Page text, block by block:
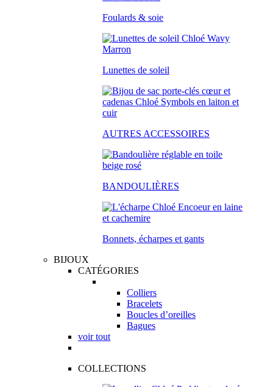
Foulards & soie
Lunettes de soleil
AUTRES ACCESSOIRES
BANDOULIÈRES
Bonnets, écharpes et gants
BIJOUX
CATÉGORIES
Colliers
Bracelets
Boucles d’oreilles
Bagues
voir tout
COLLECTIONS